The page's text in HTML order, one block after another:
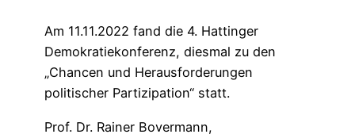
Am 11.11.2022 fand die 4. Hattinger
Demokratiekonferenz, diesmal zu den
„Chancen und Herausforderungen
politischer Partizipation“ statt.
Prof. Dr. Rainer Bovermann,